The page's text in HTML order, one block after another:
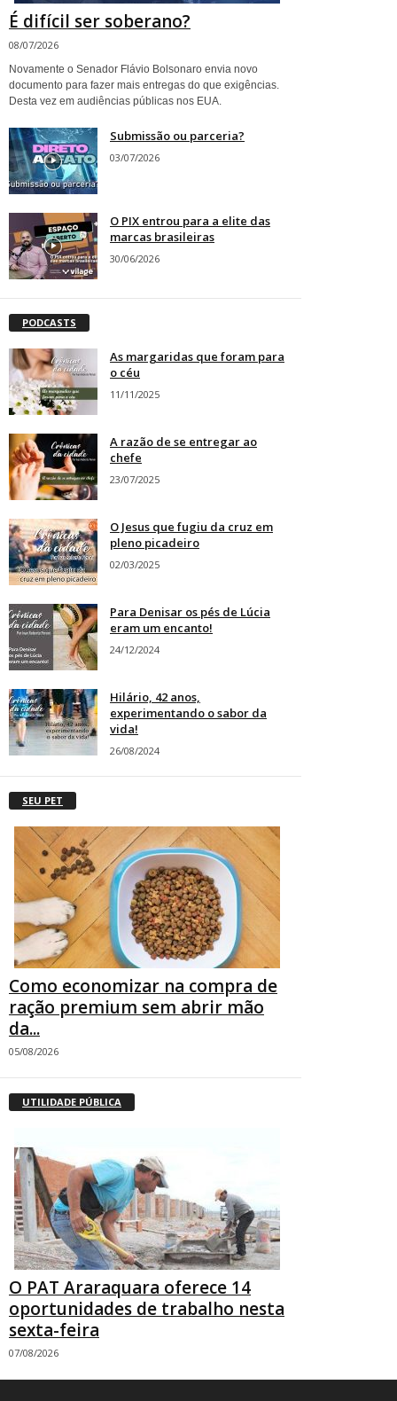
É difícil ser soberano?
08/07/2026
Novamente o Senador Flávio Bolsonaro envia novo
documento para fazer mais entregas do que exigências.
Desta vez em audiências públicas nos EUA.
Submissão ou parceria?
03/07/2026
O PIX entrou para a elite das
marcas brasileiras
30/06/2026
PODCASTS
As margaridas que foram para
o céu
11/11/2025
A razão de se entregar ao
chefe
23/07/2025
O Jesus que fugiu da cruz em
pleno picadeiro
02/03/2025
Para Denisar os pés de Lúcia
eram um encanto!
24/12/2024
Hilário, 42 anos,
experimentando o sabor da
vida!
26/08/2024
SEU PET
Como economizar na compra de
ração premium sem abrir mão
da...
05/08/2026
UTILIDADE PÚBLICA
O PAT Araraquara oferece 14
oportunidades de trabalho nesta
sexta-feira
07/08/2026